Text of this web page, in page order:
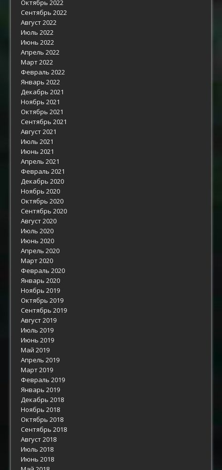
Октябрь 2022
Сентябрь 2022
Август 2022
Июль 2022
Июнь 2022
Апрель 2022
Март 2022
Февраль 2022
Январь 2022
Декабрь 2021
Ноябрь 2021
Октябрь 2021
Сентябрь 2021
Август 2021
Июль 2021
Июнь 2021
Апрель 2021
Февраль 2021
Декабрь 2020
Ноябрь 2020
Октябрь 2020
Сентябрь 2020
Август 2020
Июль 2020
Июнь 2020
Апрель 2020
Март 2020
Февраль 2020
Январь 2020
Ноябрь 2019
Октябрь 2019
Сентябрь 2019
Август 2019
Июль 2019
Июнь 2019
Май 2019
Апрель 2019
Март 2019
Февраль 2019
Январь 2019
Декабрь 2018
Ноябрь 2018
Октябрь 2018
Сентябрь 2018
Август 2018
Июль 2018
Июнь 2018